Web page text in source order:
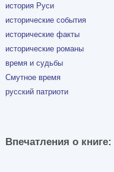
история Руси
исторические события
исторические факты
исторические романы
время и судьбы
Смутное время
русский патриоти
Впечатления о книге: